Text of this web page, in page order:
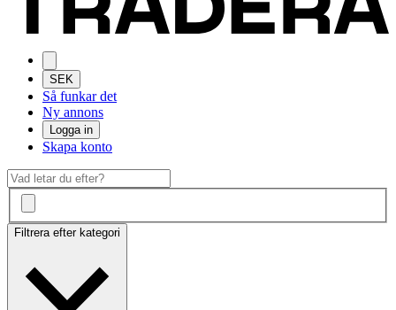
SEK
Så funkar det
Ny annons
Logga in
Skapa konto
Filtrera efter kategori